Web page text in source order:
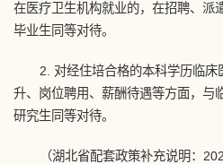
在医疗卫生机构就业的，在招聘、派
毕业生同等对待。
2. 对经住培合格的本科学历临
升、岗位聘用、薪酬待遇等方面，与
研究生同等对待。
（湖北省配套政策补充说明：